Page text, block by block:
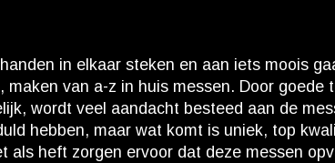
in elkaar steken en aan iets moois
van a-z in huis messen. Door
wordt veel aandacht besteed aan de
hebben, maar wat komt is uniek, top
heft zorgen ervoor dat deze messen